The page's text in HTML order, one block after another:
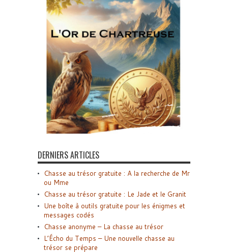
DERNIERS ARTICLES
Chasse au trésor gratuite : A la recherche de Mr
ou Mme
Chasse au trésor gratuite : Le Jade et le Granit
Une boîte à outils gratuite pour les énigmes et
messages codés
Chasse anonyme – La chasse au trésor
L’Écho du Temps – Une nouvelle chasse au
trésor se prépare